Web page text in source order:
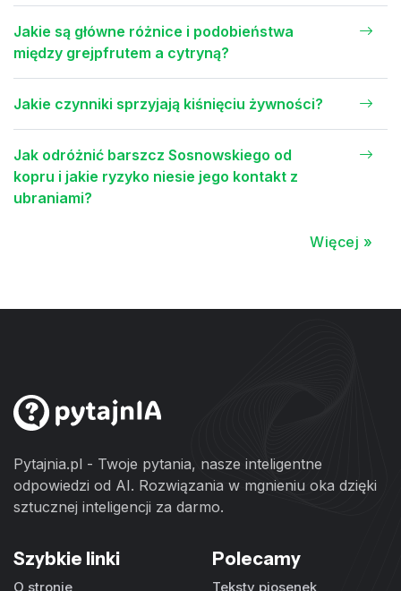
Jakie są główne różnice i podobieństwa
między grejpfrutem a cytryną?
Jakie czynniki sprzyjają kiśnięciu żywności?
Jak odróżnić barszcz Sosnowskiego od
kopru i jakie ryzyko niesie jego kontakt z
ubraniami?
Więcej »
Pytajnia.pl - Twoje pytania, nasze inteligentne
odpowiedzi od AI. Rozwiązania w mgnieniu oka dzięki
sztucznej inteligencji za darmo.
Szybkie linki
O stronie
Polecamy
Teksty piosenek